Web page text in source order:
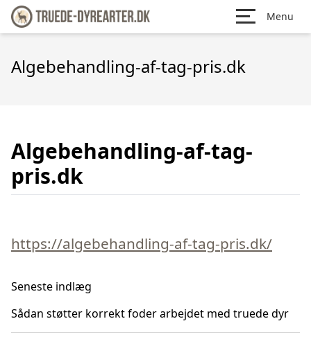
Menu
Algebehandling-af-tag-pris.dk
Algebehandling-af-tag-
pris.dk
https://algebehandling-af-tag-pris.dk/
Seneste indlæg
Sådan støtter korrekt foder arbejdet med truede dyr